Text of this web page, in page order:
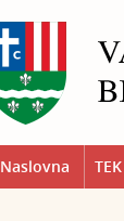
Naslovna TEK